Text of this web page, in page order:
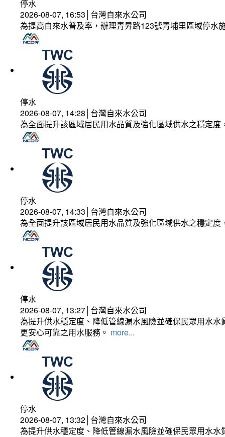
停水
2026-08-07, 16:53│台灣自來水公司
為提高自來水普及率，辦理青昇路123號青埔里區域停水
停水
2026-08-07, 14:28│台灣自來水公司
為全面提升該區域居民用水品質及強化區域供水之穩定
停水
2026-08-07, 14:33│台灣自來水公司
為全面提升該區域居民用水品質及強化區域供水之穩定
停水
2026-08-07, 13:27│台灣自來水公司
為提升供水穩定度、降低管線漏水風險並確保民眾用水
更安心可靠之用水服務。 more...
停水
2026-08-07, 13:32│台灣自來水公司
為提升供水穩定度、降低管線漏水風險並確保民眾用水